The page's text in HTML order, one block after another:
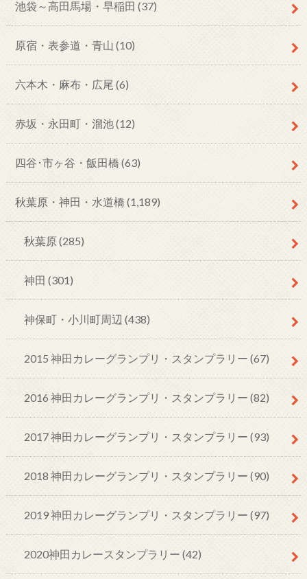
池袋～高田馬場・早稲田 (37)
原宿・表参道・青山 (10)
六本木・麻布・広尾 (6)
赤坂・永田町・溜池(12)
四谷･市ヶ谷・飯田橋 (63)
秋葉原・神田・水道橋 (1,189)
秋葉原(285)
神田 (301)
神保町・小川町周辺 (438)
2015 神田カレーグランプリ・スタンプラリー (67)
2016 神田カレーグランプリ・スタンプラリー (82)
2017 神田カレーグランプリ・スタンプラリー (93)
2018 神田カレーグランプリ・スタンプラリー (90)
2019 神田カレーグランプリ・スタンプラリー (97)
2020神田カレースタンプラリー (42)